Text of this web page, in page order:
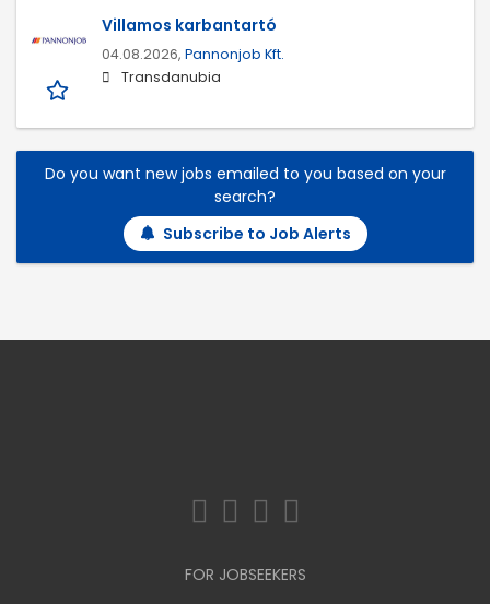
Villamos karbantartó
04.08.2026, Pannonjob Kft.
Transdanubia
Do you want new jobs emailed to you based on your
search?
Subscribe to Job Alerts
FOR JOBSEEKERS